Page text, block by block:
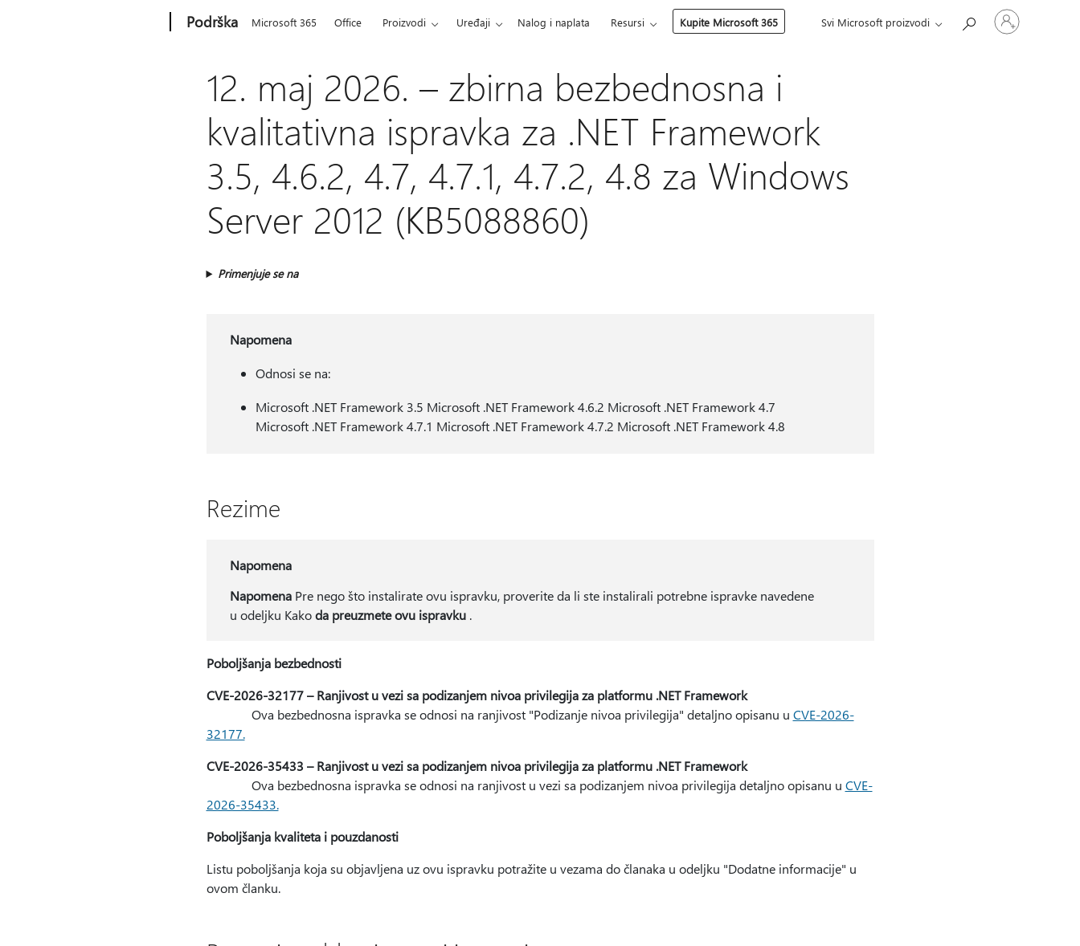
Podrška Microsoft 365 Office Proizvodi Uređaji Nalog i naplata Resursi Kupite Microsoft 365 Svi Microsoft proizvodi
Prijavite
se
12. maj 2026. – zbirna bezbednosna i
kvalitativna ispravka za .NET Framework
3.5, 4.6.2, 4.7, 4.7.1, 4.7.2, 4.8 za Windows
Server 2012 (KB5088860)
Primenjuje se na
Napomena
Odnosi se na:
Microsoft .NET Framework 3.5 Microsoft .NET Framework 4.6.2 Microsoft .NET Framework 4.7
Microsoft .NET Framework 4.7.1 Microsoft .NET Framework 4.7.2 Microsoft .NET Framework 4.8
Rezime
Napomena
NapomenaPre nego što instalirate ovu ispravku, proverite da li ste instalirali potrebne ispravke navedene
u odeljku Kakoda preuzmete ovu ispravku.
Poboljšanja bezbednosti
CVE-2026-32177 – Ranjivost u vezi sa podizanjem nivoa privilegija za platformu .NET Framework
Ova bezbednosna ispravka se odnosi na ranjivost "Podizanje nivoa privilegija" detaljno opisanu u CVE-2026-
32177.
CVE-2026-35433 – Ranjivost u vezi sa podizanjem nivoa privilegija za platformu .NET Framework
Ova bezbednosna ispravka se odnosi na ranjivost u vezi sa podizanjem nivoa privilegija detaljno opisanu u CVE-
2026-35433.
Poboljšanja kvaliteta i pouzdanosti
Listu poboljšanja koja su objavljena uz ovu ispravku potražite u vezama do članaka u odeljku "Dodatne informacije" u
ovom članku.